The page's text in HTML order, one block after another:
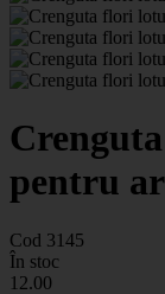
pentru
Cod 3145
În stoc
12.00